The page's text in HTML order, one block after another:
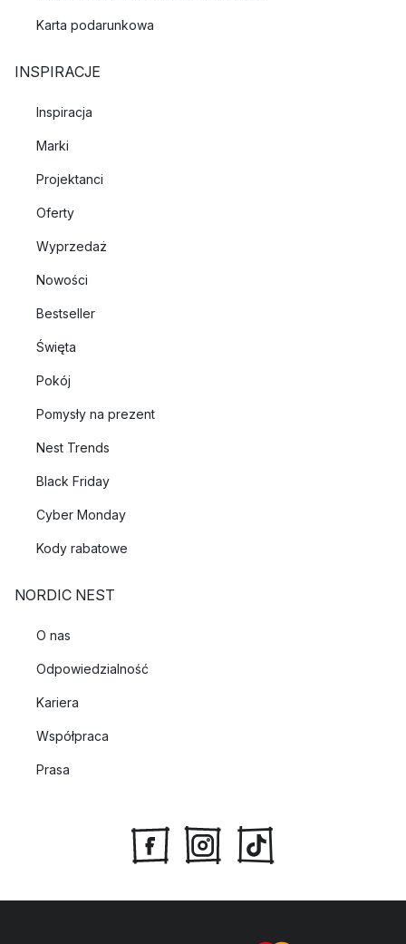
Karta podarunkowa
INSPIRACJE
Inspiracja
Marki
Projektanci
Oferty
Wyprzedaż
Nowości
Bestseller
Święta
Pokój
Pomysły na prezent
Nest Trends
Black Friday
Cyber Monday
Kody rabatowe
NORDIC NEST
O nas
Odpowiedzialność
Kariera
Współpraca
Prasa